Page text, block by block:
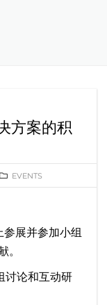
方案的积
EVENTS
参展并参加小组
。
讨论和互动研